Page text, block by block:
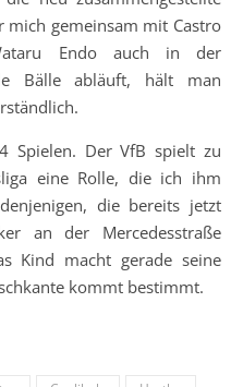
gemeinsam mit Castro
Endo auch in der
Bälle abläuft, hält man
Spielen. Der VfB spielt zu
eine Rolle, die ich ihm
die bereits jetzt
an der Mercedesstraße
Kind macht gerade seine
kommt bestimmt.